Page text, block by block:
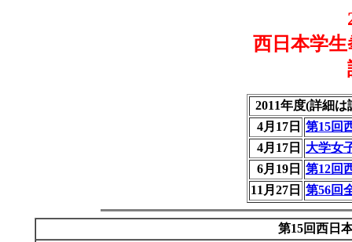
西日本学
2011年度(詳細は
4月17日 第15回
4月17日
大学女
6月19日 第12回
11月27日 第56回
第15回西日